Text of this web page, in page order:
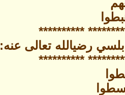
رضيالله تعالى عنه: